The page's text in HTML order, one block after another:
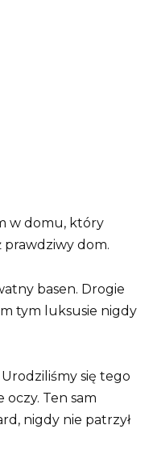
w domu, który
prawdziwy dom.
basen. Drogie
tym luksusie nigdy
się tego
oczy. Ten sam
nigdy nie patrzył